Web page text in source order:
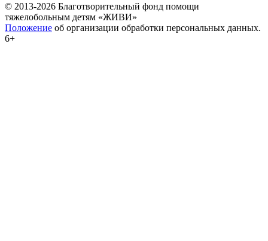
© 2013-2026 Благотворительный фонд помощи
тяжелобольным детям «ЖИВИ»
Положение об организации обработки персональных данных.
6+